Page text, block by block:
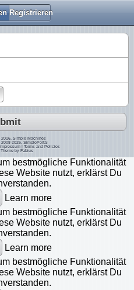
Registrieren
2016 Simple Machines
2026, SimplePortal
Impressum
Terms and Policies
by Fabius
bestmögliche Funktionalität
Website nutzt, erklärst Du
Learn more
bestmögliche Funktionalität
Website nutzt, erklärst Du
Learn more
bestmögliche Funktionalität
Website nutzt, erklärst Du